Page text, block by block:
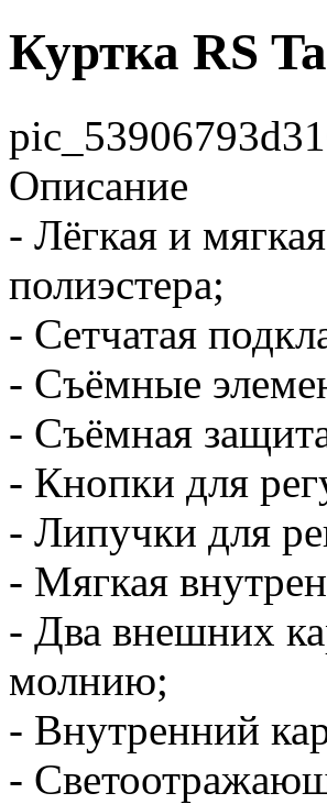
Куртка RS
Описание
- Лёгкая и
полиэстера;
- Сетчатая
- Съёмные
- Съёмная
- Кнопки для
- Липучки для
- Мягкая
- Два внешних
молнию;
- Внутренний
-